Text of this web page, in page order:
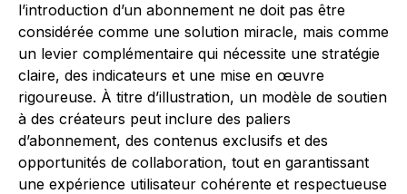
l’introduction d’un abonnement ne doit pas être
considérée comme une solution miracle, mais comme
un levier complémentaire qui nécessite une stratégie
claire, des indicateurs et une mise en œuvre
rigoureuse. À titre d’illustration, un modèle de soutien
à des créateurs peut inclure des paliers
d’abonnement, des contenus exclusifs et des
opportunités de collaboration, tout en garantissant
une expérience utilisateur cohérente et respectueuse